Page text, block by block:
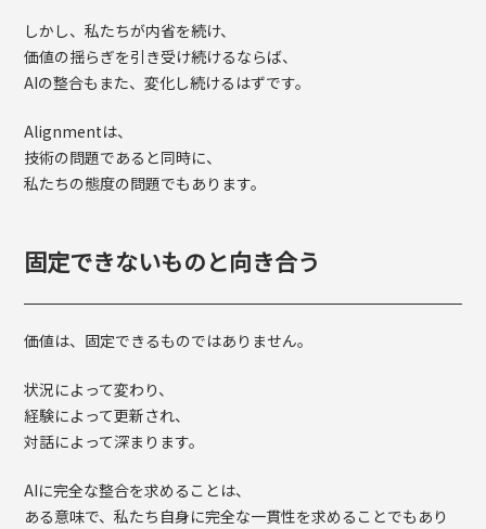
しかし、私たちが内省を続け、
価値の揺らぎを引き受け続けるならば、
AIの整合もまた、変化し続けるはずです。
Alignmentは、
技術の問題であると同時に、
私たちの態度の問題でもあります。
固定できないものと向き合う
価値は、固定できるものではありません。
状況によって変わり、
経験によって更新され、
対話によって深まります。
AIに完全な整合を求めることは、
ある意味で、私たち自身に完全な一貫性を求めることでもあり